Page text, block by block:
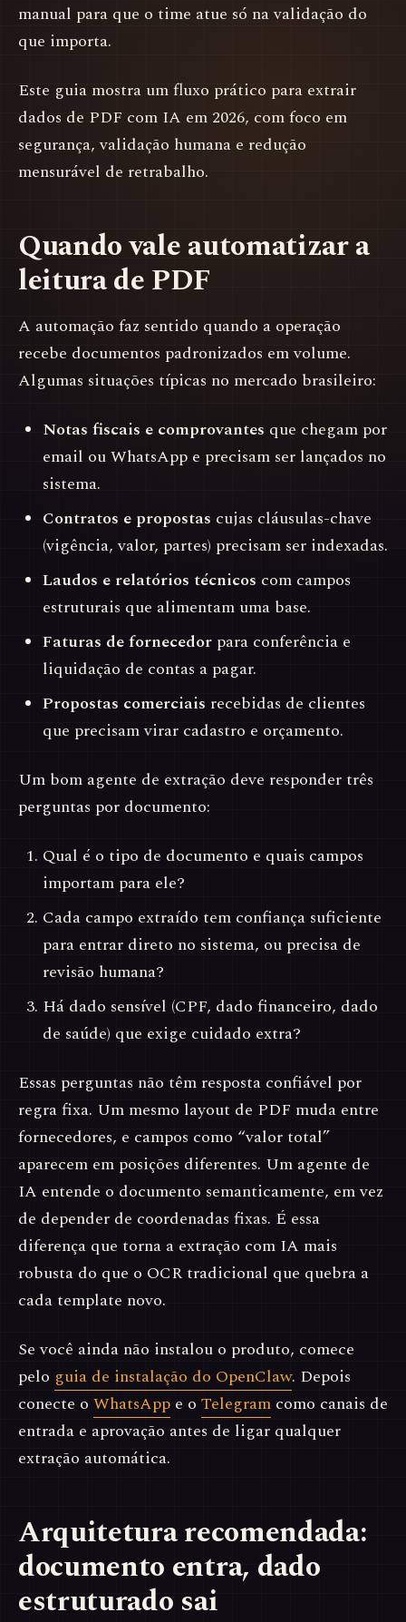
manual para que o time atue só na validação do
que importa.
Este guia mostra um fluxo prático para extrair
dados de PDF com IA em 2026, com foco em
segurança, validação humana e redução
mensurável de retrabalho.
Quando vale automatizar a
leitura de PDF
A automação faz sentido quando a operação
recebe documentos padronizados em volume.
Algumas situações típicas no mercado brasileiro:
Notas fiscais e comprovantes que chegam por
email ou WhatsApp e precisam ser lançados no
sistema.
Contratos e propostas cujas cláusulas-chave
(vigência, valor, partes) precisam ser indexadas.
Laudos e relatórios técnicos com campos
estruturais que alimentam uma base.
Faturas de fornecedor para conferência e
liquidação de contas a pagar.
Propostas comerciais recebidas de clientes
que precisam virar cadastro e orçamento.
Um bom agente de extração deve responder três
perguntas por documento:
Qual é o tipo de documento e quais campos
importam para ele?
Cada campo extraído tem confiança suficiente
para entrar direto no sistema, ou precisa de
revisão humana?
Há dado sensível (CPF, dado financeiro, dado
de saúde) que exige cuidado extra?
Essas perguntas não têm resposta confiável por
regra fixa. Um mesmo layout de PDF muda entre
fornecedores, e campos como “valor total”
aparecem em posições diferentes. Um agente de
IA entende o documento semanticamente, em vez
de depender de coordenadas fixas. É essa
diferença que torna a extração com IA mais
robusta do que o OCR tradicional que quebra a
cada template novo.
Se você ainda não instalou o produto, comece
pelo guia de instalação do OpenClaw. Depois
conecte o WhatsApp e o Telegram como canais de
entrada e aprovação antes de ligar qualquer
extração automática.
Arquitetura recomendada:
documento entra, dado
estruturado sai